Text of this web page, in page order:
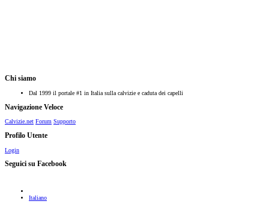
Chi siamo
Dal 1999 il portale #1 in Italia sulla calvizie e caduta dei capelli
Navigazione Veloce
Calvizie.net Forum Supporto
Profilo Utente
Login
Seguici su Facebook
Italiano